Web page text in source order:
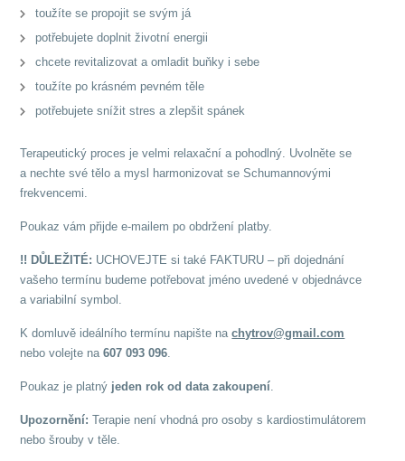
toužíte se propojit se svým já
potřebujete doplnit životní energii
chcete revitalizovat a omladit buňky i sebe
toužíte po krásném pevném těle
potřebujete snížit stres a zlepšit spánek
Terapeutický proces je velmi relaxační a pohodlný. Uvolněte se
a nechte své tělo a mysl harmonizovat se Schumannovými
frekvencemi.
Poukaz vám přijde e-mailem po obdržení platby.
!! DŮLEŽITÉ: UCHOVEJTE si také FAKTURU – při dojednání
vašeho termínu budeme potřebovat jméno uvedené v objednávce
a variabilní symbol.
K domluvě ideálního termínu napište nachytrov@gmail.com
nebo volejte na607 093 096.
Poukaz je platný jeden rok od data zakoupení.
Upozornění: Terapie není vhodná pro osoby s kardiostimulátorem
nebo šrouby v těle.